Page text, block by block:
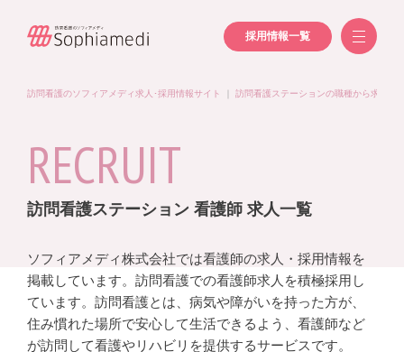
採用情報一覧
訪問看護のソフィアメディ求人･採用情報サイト 訪問看護ステーションの職種から求人を
RECRUIT
訪問看護ステーション 看護師 求人一覧
ソフィアメディ株式会社では看護師の求人・採用情報を
掲載しています。訪問看護での看護師求人を積極採用し
ています。訪問看護とは、病気や障がいを持った方が、
住み慣れた場所で安心して生活できるよう、看護師など
が訪問して看護やリハビリを提供するサービスです。